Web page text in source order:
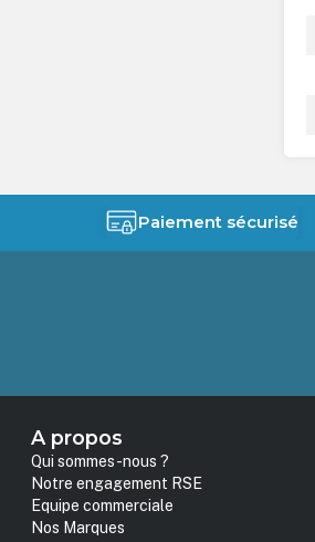
Paiement sécurisé
A propos
Qui sommes-nous ?
Notre engagement RSE
Equipe commerciale
Nos Marques